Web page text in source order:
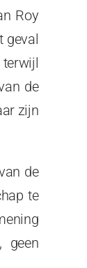
Roy
geval
de
zijn
de
te
geen